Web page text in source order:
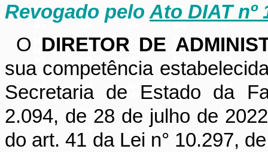
Revogado pelo Ato DIAT nº
O DIRETOR DE
sua competência
Secretaria de Estado da
2.094, de 28 de julho de
do art. 41 da Lei n° 10.297,